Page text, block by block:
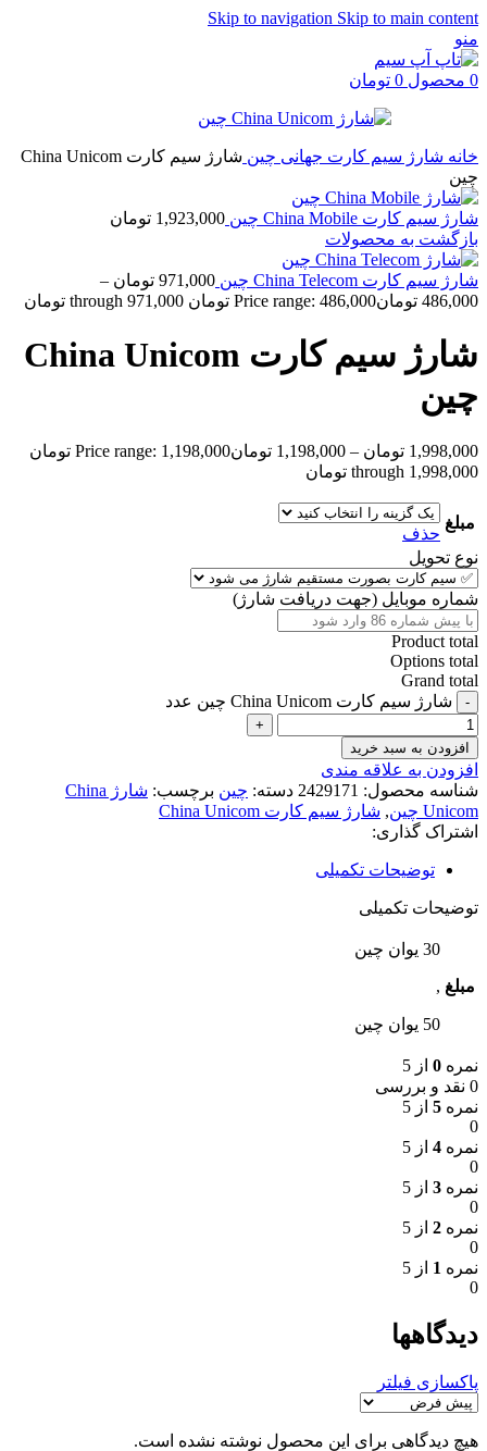
Skip to navigation Skip to main content
منو
0 محصول 0 تومان
خانه شارژ سیم کارت جهانی چین
شارژ سیم کارت China Unicom
چین
شارژ سیم کارت China Mobile چین 1,923,000 تومان
بازگشت به محصولات
شارژ سیم کارت China Telecom چین 971,000 تومان –
486,000 تومانPrice range: 486,000 تومان through 971,000 تومان
شارژ سیم کارت China Unicom
چین
1,998,000 تومان –
1,198,000 تومان
Price range: 1,198,000 تومان
through 1,998,000 تومان
مبلغ
حذف
نوع تحویل
شماره موبایل (جهت دریافت شارژ)
Product total
Options total
Grand total
شارژ سیم کارت China Unicom چین عدد
افزودن به سبد خرید
افزودن به علاقه مندی
شناسه محصول: 2429171 دسته: چین برچسب:
شارژ China
Unicom چین
, شارژ سیم کارت China Unicom
اشتراک گذاری:
توضیحات تکمیلی
توضیحات تکمیلی
مبلغ
30 یوان چین
,
50 یوان چین
نمره 0 از 5
0 نقد و بررسی
نمره 5 از 5
0
نمره 4 از 5
0
نمره 3 از 5
0
نمره 2 از 5
0
نمره 1 از 5
0
دیدگاهها
پاکسازی فیلتر
هیچ دیدگاهی برای این محصول نوشته نشده است.